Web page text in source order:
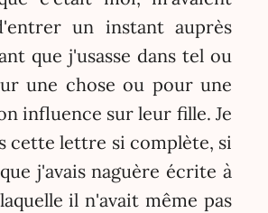
un instant auprès
que j'usasse dans tel ou
une chose ou pour une
influence sur leur fille. Je
cette lettre si complète, si
j'avais naguère écrite à
il n'avait même pas